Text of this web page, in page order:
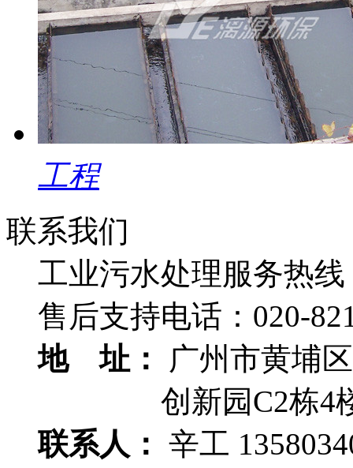
工程
联系我们
工业污水处理服务热线
售后支持电话： 020-
地 址：
广州市黄埔
创新园C2栋4
联系人： 辛工